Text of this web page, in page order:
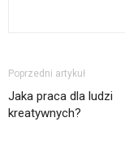
Poprzedni artykuł
Jaka praca dla ludzi
kreatywnych?